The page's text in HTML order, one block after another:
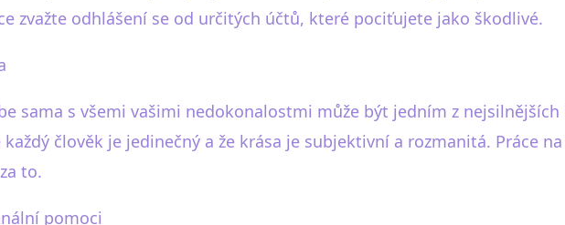
zvažte odhlášení se od určitých účtů, které pociťujete jako škodlivé.
sama s všemi vašimi nedokonalostmi může být jedním z
člověk je jedinečný a že krása je subjektivní a rozmanitá. Práce
to.
pomoci